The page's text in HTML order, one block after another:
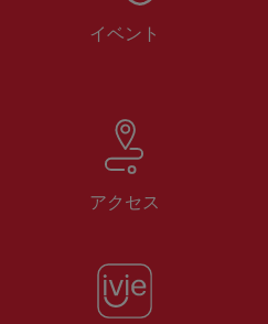
イベント
アクセス